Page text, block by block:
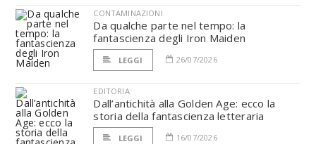
CONTAMINAZIONI
Da qualche parte nel tempo: la
fantascienza degli Iron Maiden
LEGGI 26/07/2026
EDITORIA
Dall’antichità alla Golden Age: ecco la
storia della fantascienza letteraria
LEGGI 16/07/2026